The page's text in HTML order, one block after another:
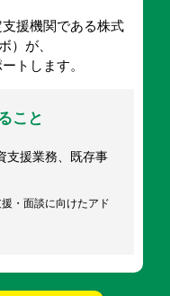
援機関である株式
）が、
トします。
こと
支援業務、既存事
・面談に向けたアド